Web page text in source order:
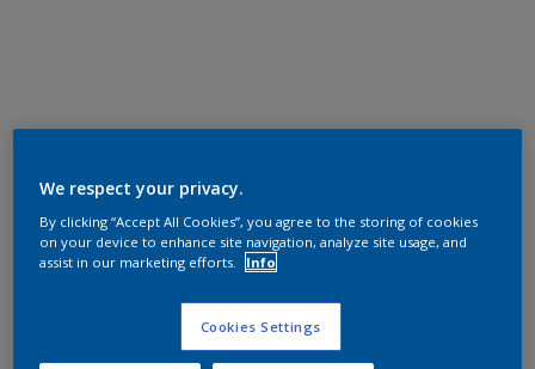
We respect your privacy.
By clicking “Accept All Cookies”, you agree to the storing of cookies
on your device to enhance site navigation, analyze site usage, and
assist in our marketing efforts.
Info
Cookies Settings